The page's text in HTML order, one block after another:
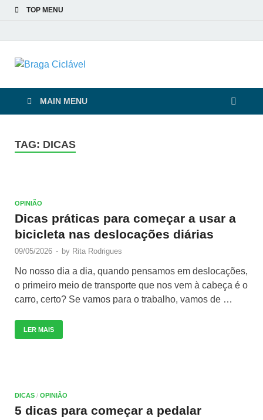
TOP MENU
Braga Ciclável
MAIN MENU
TAG: DICAS
OPINIÃO
Dicas práticas para começar a usar a
bicicleta nas deslocações diárias
09/05/2026 - by Rita Rodrigues
No nosso dia a dia, quando pensamos em deslocações,
o primeiro meio de transporte que nos vem à cabeça é o
carro, certo? Se vamos para o trabalho, vamos de …
LER MAIS
DICAS / OPINIÃO
5 dicas para começar a pedalar